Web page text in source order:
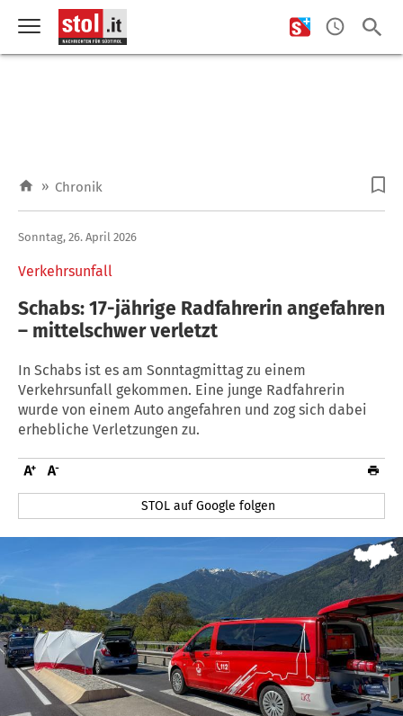
» Chronik
Verkehrsunfall
Sonntag, 26. April 2026
Schabs: 17-jährige Radfahrerin angefahren
– mittelschwer verletzt
In Schabs ist es am Sonntagmittag zu einem
Verkehrsunfall gekommen. Eine junge Radfahrerin
wurde von einem Auto angefahren und zog sich dabei
erhebliche Verletzungen zu.
STOL auf Google folgen